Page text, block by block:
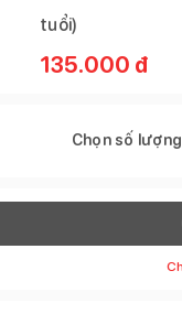
tuổi)
135.000 đ
Chọn số lượng